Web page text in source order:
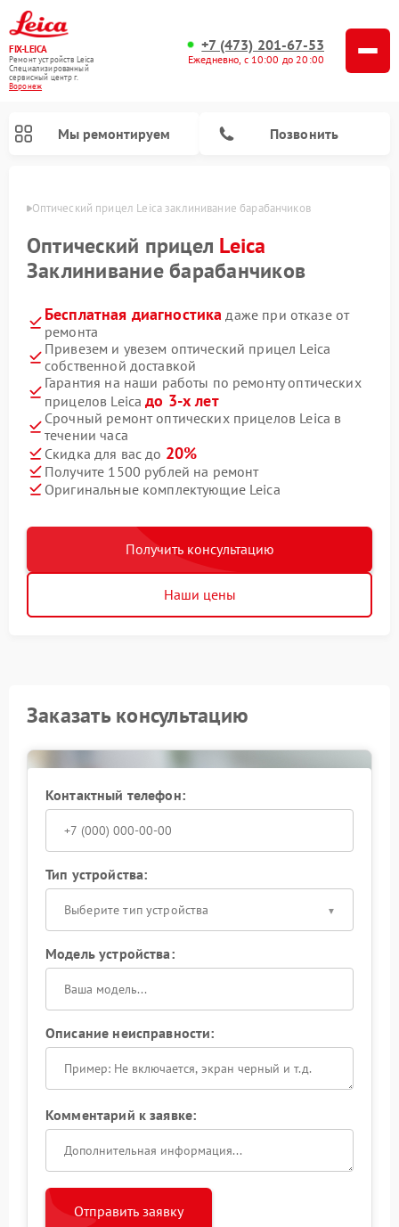
FIX-LEICA
Ремонт устройств Leica
Специализированный
cервисный центр г.
Воронеж
+7 (473) 201-67-53
Ежедневно, с 10:00 до 20:00
Мы ремонтируем Позвонить
Оптический прицел Leica заклинивание барабанчиков
Оптический прицел Leica
Заклинивание барабанчиков
Бесплатная диагностика даже при отказе от
ремонта
Привезем и увезем оптический прицел Leica
собственной доставкой
Гарантия на наши работы по ремонту оптических
прицелов Leicaдо 3-х лет
Срочный ремонт оптических прицелов Leica в
течении часа
Скидка для вас до 20%
Получите 1500 рублей на ремонт
Оригинальные комплектующие Leica
Получить консультацию
Наши цены
Заказать консультацию
Контактный телефон:
Тип устройства:
Выберите тип устройства
Модель устройства:
Описание неисправности:
Комментарий к заявке:
Отправить заявку